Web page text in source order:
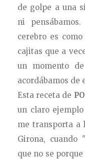
de golpe a una
ni
cerebro es
cajitas que a
un momento
acordábamos de
Esta receta de
un claro
me transporta a
Girona, cuando
que no se